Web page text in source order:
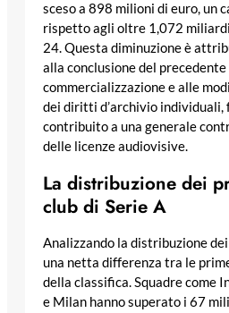
sceso a 898 milioni di euro, un
rispetto agli oltre 1,072
24. Questa diminuzione è
alla conclusione del precedente
commercializzazione e alle
dei diritti d’archivio individuali,
contribuito a una generale
delle licenze audiovisive.
La distribuzione dei
club di Serie A
Analizzando la distribuzione
una netta differenza tra le
della classifica. Squadre come
e Milan hanno superato i 67